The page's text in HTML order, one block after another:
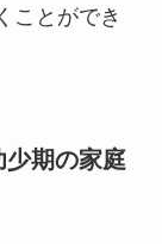
ことができ
少期の家庭